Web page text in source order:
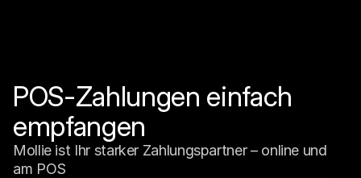
POS-Zahlungen einfach
empfangen
Mollie ist Ihr starker Zahlungspartner – online und
am POS